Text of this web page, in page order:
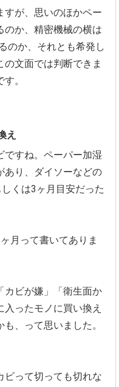
すが、思いのほかペー
のか、精密機械の横は
のか、それとも希発し
文面では判断できま
。
え
ですね。ペーパー加湿
あり、ダイソーなどの
くは3ヶ月目安だった
月って書いてありま
カビが嫌」「衛生面か
ったモノに買い換え
、って思いました。
ビって切っても切れな